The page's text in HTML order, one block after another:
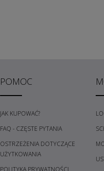
POMOC
JAK KUPOWAĆ?
FAQ - CZĘSTE PYTANIA
OSTRZEŻENIA DOTYCZĄCE
UŻYTKOWANIA